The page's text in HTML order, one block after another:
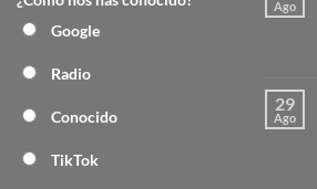
Google
Radio
Conocido
TikTok
Ago
29
Ago